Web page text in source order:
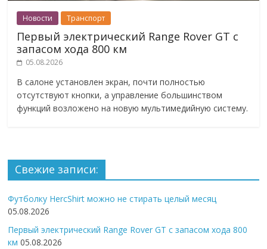
Новости Транспорт
Первый электрический Range Rover GT с
запасом хода 800 км
05.08.2026
В салоне установлен экран, почти полностью
отсутствуют кнопки, а управление большинством
функций возложено на новую мультимедийную систему.
Свежие записи:
Футболку HercShirt можно не стирать целый месяц
05.08.2026
Первый электрический Range Rover GT с запасом хода 800
км 05.08.2026